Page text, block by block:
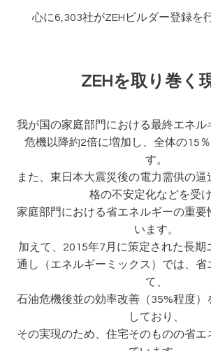
心に6,303社がZEHビルダー登録を
ZEHを取り巻く
我が国の家庭部門における最終エネル
危機以降約2倍に増加し、全体の15
す。
また、東日本大震災後の電力需供の逼
格の不安定化などを受け
家庭部門における省エネルギーの重要
います。
加えて、2015年7月に策定された長期
通し（エネルギーミックス）では、省
て、
石油危機後並の効率改善（35%程度）
しており、
その実現のため、住宅そのものの省エ